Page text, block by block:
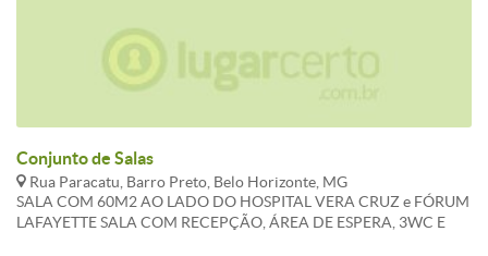
Conjunto de Salas
Rua Paracatu, Barro Preto, Belo Horizonte, MG
SALA COM 60M2 AO LADO DO HOSPITAL VERA CRUZ e FÓRUM
LAFAYETTE SALA COM RECEPÇÃO, ÁREA DE ESPERA, 3WC E